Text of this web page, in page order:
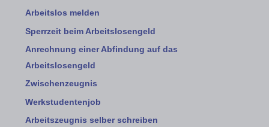
Arbeitslos melden
Sperrzeit beim Arbeitslosengeld
Anrechnung einer Abfindung auf das
Arbeitslosengeld
Zwischenzeugnis
Werkstudentenjob
Arbeitszeugnis selber schreiben